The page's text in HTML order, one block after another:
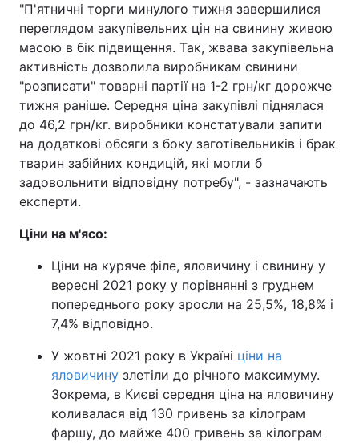
"П'ятничні торги минулого тижня завершилися
переглядом закупівельних цін на свинину живою
масою в бік підвищення. Так, жвава закупівельна
активність дозволила виробникам свинини
"розписати" товарні партії на 1-2 грн/кг дорожче
тижня раніше. Середня ціна закупівлі піднялася
до 46,2 грн/кг. виробники констатували запити
на додаткові обсяги з боку заготівельників і брак
тварин забійних кондицій, які могли б
задовольнити відповідну потребу", - зазначають
експерти.
Ціни на м'ясо:
Ціни на куряче філе, яловичину і свинину у
вересні 2021 року у порівнянні з груднем
попереднього року зросли на 25,5%, 18,8% і
7,4% відповідно.
У жовтні 2021 року в Україні ціни на
яловичину злетіли до річного максимуму.
Зокрема, в Києві середня ціна на яловичину
коливалася від 130 гривень за кілограм
фаршу, до майже 400 гривень за кілограм